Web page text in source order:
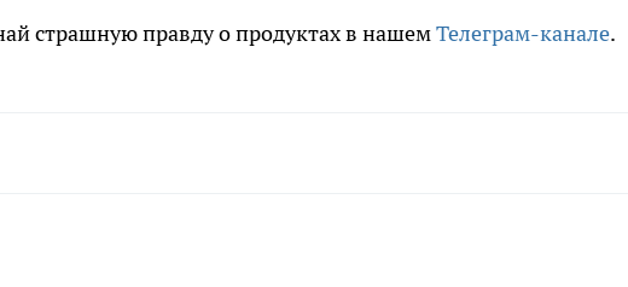
страшную правду о продуктах в нашемТелеграм-канале.